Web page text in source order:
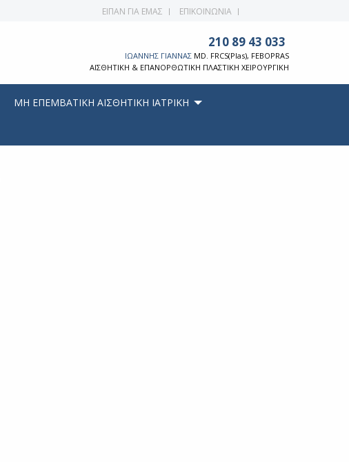
ΕΙΠΑΝ ΓΙΑ ΕΜΑΣ ΕΠΙΚΟΙΝΩΝΙΑ
210 89 43 033
ΙΩΑΝΝΗΣ ΓΙΑΝΝΑΣ MD. FRCS(Plas), FEBOPRAS
ΑΙΣΘΗΤΙΚΗ & ΕΠΑΝΟΡΘΩΤΙΚΗ ΠΛΑΣΤΙΚΗ ΧΕΙΡΟΥΡΓΙΚΗ
ΜΗ ΕΠΕΜΒΑΤΙΚΗ ΑΙΣΘΗΤΙΚΗ ΙΑΤΡΙΚΗ